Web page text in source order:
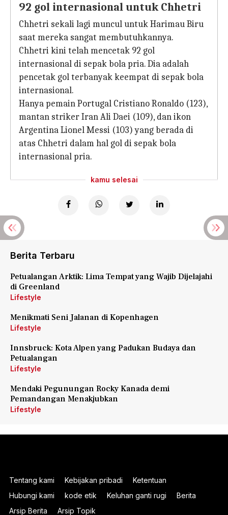
92 gol internasional untuk Chhetri
Chhetri sekali lagi muncul untuk Harimau Biru
saat mereka sangat membutuhkannya.
Chhetri kini telah mencetak 92 gol
internasional di sepak bola pria. Dia adalah
pencetak gol terbanyak keempat di sepak bola
internasional.
Hanya pemain Portugal Cristiano Ronaldo (123),
mantan striker Iran Ali Daei (109), dan ikon
Argentina Lionel Messi (103) yang berada di
atas Chhetri dalam hal gol di sepak bola
internasional pria.
kamu selesai
Berita Terbaru
Petualangan Arktik: Lima Tempat yang Wajib Dijelajahi
di Greenland
Lifestyle
Menikmati Seni Jalanan di Kopenhagen
Lifestyle
Innsbruck: Kota Alpen yang Padukan Budaya dan
Petualangan
Lifestyle
Mendaki Pegunungan Rocky Kanada demi
Pemandangan Menakjubkan
Lifestyle
Tentang kami Kebijakan pribadi
Ketentuan
Hubungi kami
kode etik Keluhan ganti rugi
Berita
Arsip Berita
Arsip Topik